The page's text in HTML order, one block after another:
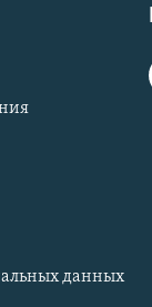
данных